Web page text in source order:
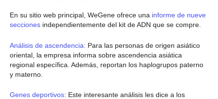
En su sitio web principal, WeGene ofrece una informe de nueve
secciones independientemente del kit de ADN que se compre.
Análisis de ascendencia: Para las personas de origen asiático
oriental, la empresa informa sobre ascendencia asiática
regional específica. Además, reportan los haplogrupos paterno
y materno.
Genes deportivos: Este interesante análisis les dice a los